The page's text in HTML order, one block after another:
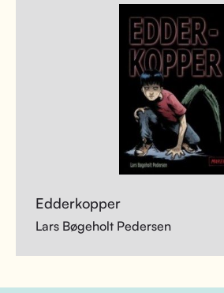
Edderkopper
Lars Bøgeholt Pedersen